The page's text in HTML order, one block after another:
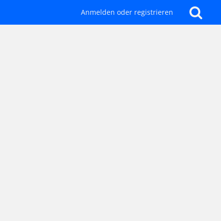
Anmelden oder registrieren